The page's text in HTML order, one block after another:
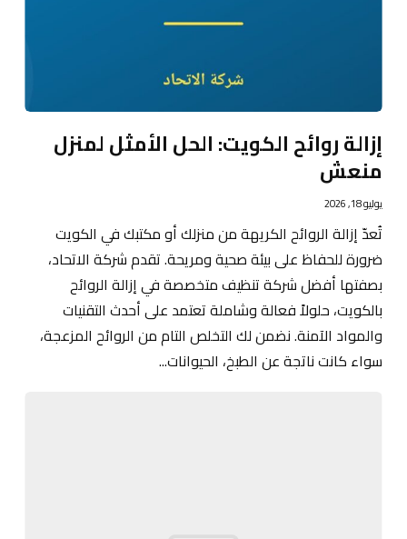
إزالة روائح الكويت: الحل الأمثل لمنزل
منعش
يوليو 18, 2026
تُعدّ إزالة الروائح الكريهة من منزلك أو مكتبك في الكويت
ضرورة للحفاظ على بيئة صحية ومريحة. تقدم شركة الاتحاد،
بصفتها أفضل شركة تنظيف متخصصة في إزالة الروائح
بالكويت، حلولاً فعالة وشاملة تعتمد على أحدث التقنيات
والمواد الآمنة. نضمن لك التخلص التام من الروائح المزعجة،
سواء كانت ناتجة عن الطبخ، الحيوانات...